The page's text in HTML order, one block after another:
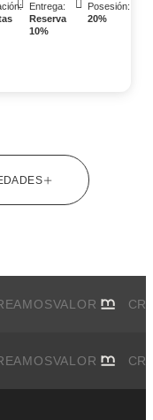
Entrega:
Reserva
10%
Posesión:
20%
VALOR
VALOR